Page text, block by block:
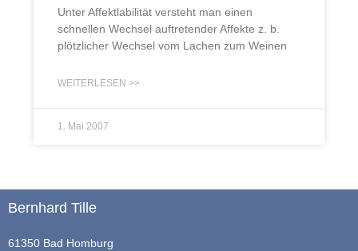
Unter Affektlabilität versteht man einen
schnellen Wechsel auftretender Affekte z. b.
plötzlicher Wechsel vom Lachen zum Weinen
WEITERLESEN >>
1. Mai 2007
Bernhard Tille
61350 Bad Homburg